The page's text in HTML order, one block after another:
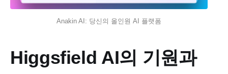
Anakin AI: 당신의 올인원 AI 플랫폼
Higgsfield AI의 기원과